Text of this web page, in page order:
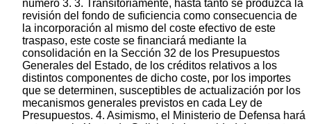
número 3. 3. Transitoriamente, hasta tanto se produzca la
revisión del fondo de suficiencia como consecuencia de
la incorporación al mismo del coste efectivo de este
traspaso, este coste se financiará mediante la
consolidación en la Sección 32 de los Presupuestos
Generales del Estado, de los créditos relativos a los
distintos componentes de dicho coste, por los importes
que se determinen, susceptibles de actualización por los
mecanismos generales previstos en cada Ley de
Presupuestos. 4. Asimismo, el Ministerio de Defensa hará